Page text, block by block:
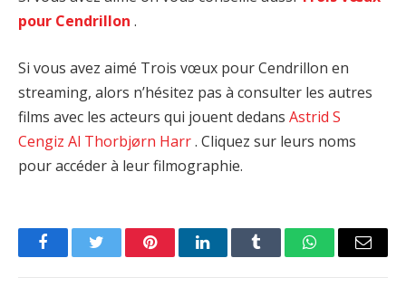
pour Cendrillon .
Si vous avez aimé Trois vœux pour Cendrillon en
streaming, alors n’hésitez pas à consulter les autres
films avec les acteurs qui jouent dedans Astrid S
Cengiz Al Thorbjørn Harr. Cliquez sur leurs noms
pour accéder à leur filmographie.
FacebookTwitter PinterestLinkedInTumblr WhatsAppEmail